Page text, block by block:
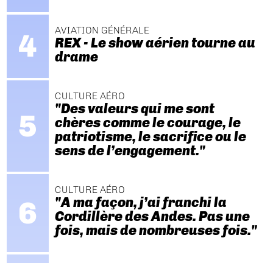
AVIATION GÉNÉRALE
REX - Le show aérien tourne au
drame
CULTURE AÉRO
"Des valeurs qui me sont
chères comme le courage, le
patriotisme, le sacrifice ou le
sens de l’engagement."
CULTURE AÉRO
"A ma façon, j’ai franchi la
Cordillère des Andes. Pas une
fois, mais de nombreuses fois."